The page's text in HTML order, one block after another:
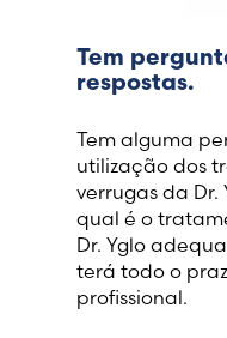
Tem
respostas.
Tem alguma
utilização dos
verrugas da Dr.
qual é o
Dr. Yglo
terá todo o
profissional.